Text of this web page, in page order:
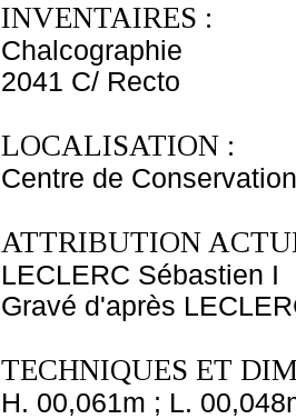
INVENTAIRES :
Chalcographie
2041 C/ Recto
LOCALISATION :
Centre de
ATTRIBUTION
LECLERC Sébastien I
Gravé d'après
TECHNIQUES ET
H. 00,061m ; L.